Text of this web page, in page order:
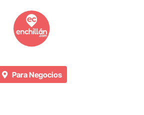
Para Negocios